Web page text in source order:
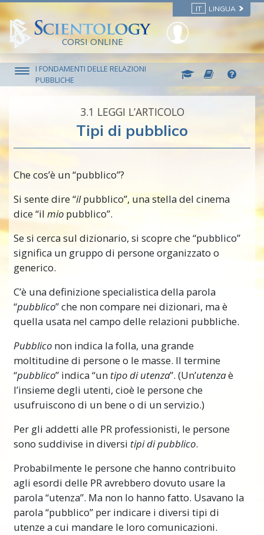
IT LINGUA
CORSI ONLINE
I FONDAMENTI DELLE RELAZIONI
PUBBLICHE
3.‎1 LEGGI L’ARTICOLO
Tipi di pubblico
Che cos’è un “pubblico”?
Si sente dire “ilpubblico”, una stella del cinema
dice “il mio pubblico”.
Se si cerca sul dizionario, si scopre che “pubblico”
significa un gruppo di persone organizzato o
generico.
C’è una definizione specialistica della parola
“pubblico” che non compare nei dizionari, ma è
quella usata nel campo delle relazioni pubbliche.
Pubblico non indica la folla, una grande
moltitudine di persone o le masse. Il termine
“pubblico” indica “un tipo di utenza”. (Un’utenzaè
l’insieme degli utenti, cioè le persone che
usufruiscono di un bene o di un servizio.)
Per gli addetti alle PR professionisti, le persone
sono suddivise in diversi tipi di pubblico.
Probabilmente le persone che hanno contribuito
agli esordi delle PR avrebbero dovuto usare la
parola “utenza”. Ma non lo hanno fatto. Usavano la
parola “pubblico” per indicare i diversi tipi di
utenze a cui mandare le loro comunicazioni.